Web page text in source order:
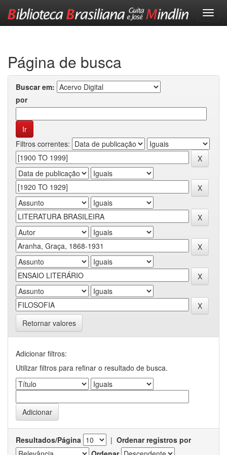
Página de busca
Buscar em:
por
Filtros correntes:
Retornar valores
Adicionar filtros:
Utilizar filtros para refinar o resultado de busca.
Resultados/Página | Ordenar registros por